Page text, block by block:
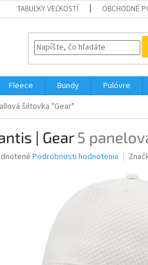
TABUĽKY VEĽKOSTÍ OBCHODNÉ
Fleece Bundy Pulóvre
šiltovka "Gear"
| Gear5
Podrobnosti hodnotenia